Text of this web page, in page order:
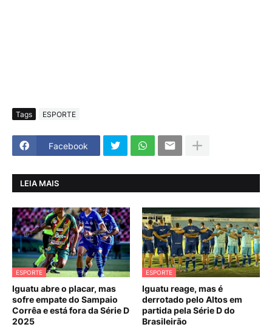
Tags ESPORTE
Facebook
LEIA MAIS
ESPORTE
Iguatu abre o placar, mas
sofre empate do Sampaio
Corrêa e está fora da Série D
2025
ESPORTE
Iguatu reage, mas é
derrotado pelo Altos em
partida pela Série D do
Brasileirão